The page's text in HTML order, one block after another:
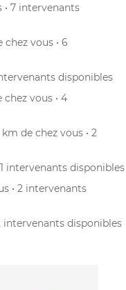
• 7 intervenants
chez vous • 6
disponibles
chez vous • 4
km de chez vous • 2
1 intervenants disponibles
• 2 intervenants
intervenants disponibles